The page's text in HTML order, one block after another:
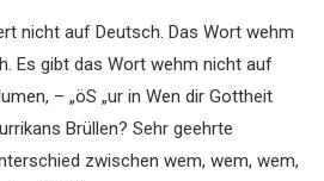
nicht auf Deutsch. Das Wort wehm
Es gibt das Wort wehm nicht auf
– „öS „ur in Wen dir Gottheit
Brüllen? Sehr geehrte
zwischen wem, wem, wem,